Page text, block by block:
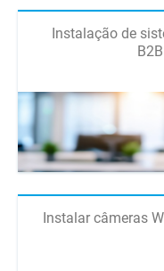
Instalação de
Instalar câmeras